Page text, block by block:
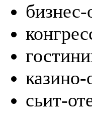
бизнес-
казино-
сьит-